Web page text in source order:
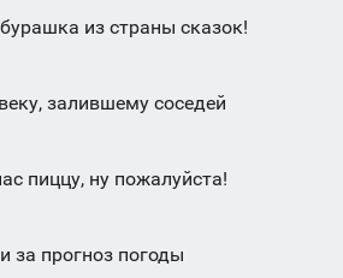
из страны сказок!
залившему соседей
пиццу, ну пожалуйста!
за прогноз погоды